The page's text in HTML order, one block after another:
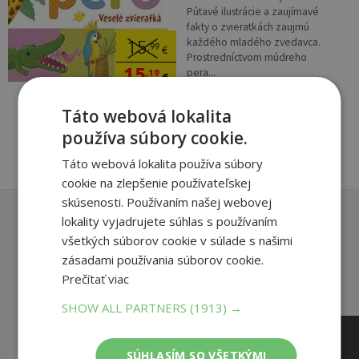
15,99 €
15,19€
Pútavé ilustrácie a zaujímavé
fakty o zvieratkách zaujmú
každého mladého zvedavca.
Prostredníctvom múdreho
pera...
pridať do košíka
Zákazníci, ktorí si kúpili
tento titul si tiež kúpili
Táto webová lokalita
používa súbory cookie.
Táto webová lokalita používa súbory
cookie na zlepšenie používateľskej
skúsenosti. Používaním našej webovej
lokality vyjadrujete súhlas s používaním
všetkých súborov cookie v súlade s našimi
zásadami používania súborov cookie.
Prečítať viac
SHOW ALL PARTNERS(1913) →
SÚHLASÍM SO VŠETKÝMI